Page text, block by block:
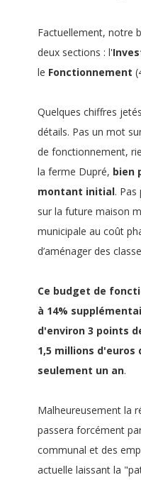
Factuellement, notre
deux sections : l'
le Fonctionnement
Quelques chiffres
détails. Pas un mot
de fonctionnement,
la ferme Dupré, bien
montant initial. Pas
sur la future maison
municipale au coût
d’aménager des
Ce budget de
à 14%
d'environ 3 points
1,5 millions d'euros
seulement un an.
Malheureusement la
passera forcément
communal et des
actuelle laissant la